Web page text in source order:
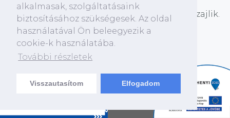
alkalmasak, szolgáltatásaink
biztosításához szükségesek. Az oldal
használatával Ön beleegyezik a
cookie-k használatába.
További részletek
Visszautasítom Elfogadom
Új gödöllői telephelyünk építése töretlenül zajlik.
TOVÁBB